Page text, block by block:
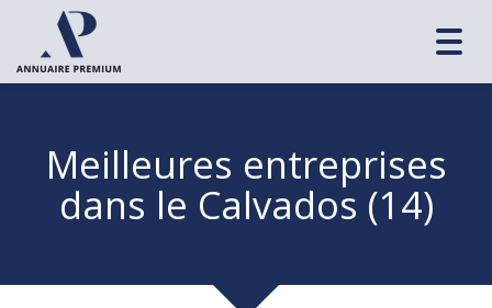
Meilleures entreprises
dans le Calvados (14)